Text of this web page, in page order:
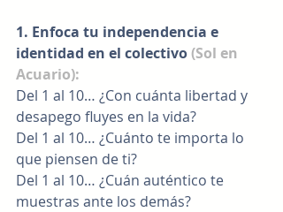
1. Enfoca tu independencia e
identidad en el colectivo (Sol en
Acuario):
Del 1 al 10… ¿Con cuánta libertad y
desapego fluyes en la vida?
Del 1 al 10… ¿Cuánto te importa lo
que piensen de ti?
Del 1 al 10… ¿Cuán auténtico te
muestras ante los demás?